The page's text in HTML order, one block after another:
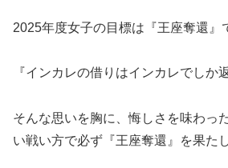
2025年度女子の目標は『王座奪還』
『インカレの借りはインカレでしか
そんな思いを胸に、悔しさを味わっ
い戦い方で必ず『王座奪還』を果た